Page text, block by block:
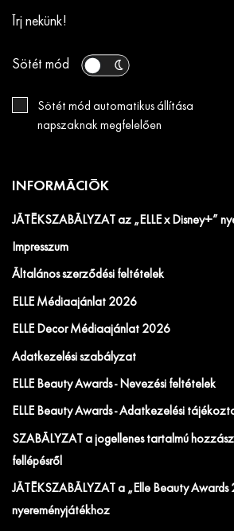
Írj nekünk!
Sötét mód
Sötét mód automatikus állítása
napszaknak megfelelően
INFORMÁCIÓK
JÁTÉKSZABÁLYZAT az „ELLE x Disney+”
Impresszum
Általános szerződési feltételek
ELLE Médiaajánlat 2026
ELLE Decor Médiaajánlat 2026
Adatkezelési szabályzat
ELLE Beauty Awards - Nevezési feltételek
ELLE Beauty Awards - Adatkezelési
SZABÁLYZAT a jogellenes tartalmú
fellépésről
JÁTÉKSZABÁLYZAT a „Elle Beauty
nyereményjátékhoz